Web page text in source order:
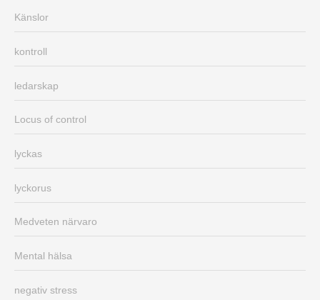
Känslor
kontroll
ledarskap
Locus of control
lyckas
lyckorus
Medveten närvaro
Mental hälsa
negativ stress